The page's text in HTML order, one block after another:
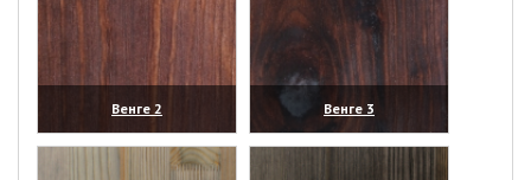
Венге 2
(увеличить)
Венге 3
(увеличить)